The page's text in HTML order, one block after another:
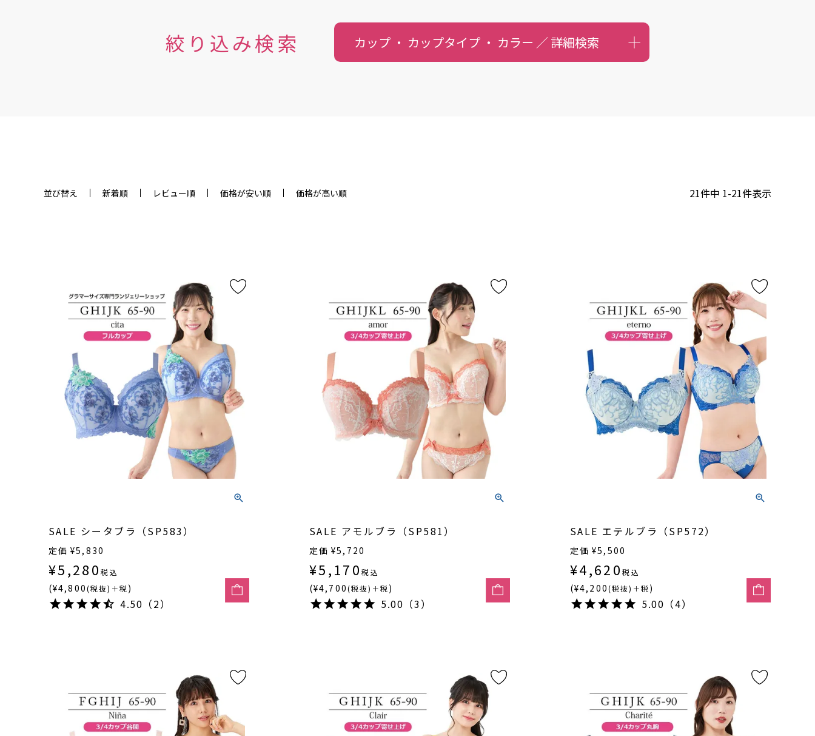
絞り込み検索 カップ ・ カップタイプ ・ カラー ／ 詳細検索
並び替え 新着順 レビュー順 価格が安い順 価格が高い順 21件中 1-21件表示
SALE シータブラ（SP583）
定価 ¥5,830
¥5,280 税込
(¥4,800(税抜)＋税)
4.50（2）
SALE アモルブラ（SP581）
定価 ¥5,720
¥5,170 税込
(¥4,700(税抜)＋税)
5.00（3）
SALE エテルブラ（SP572）
定価 ¥5,500
¥4,620 税込
(¥4,200(税抜)＋税)
5.00（4）